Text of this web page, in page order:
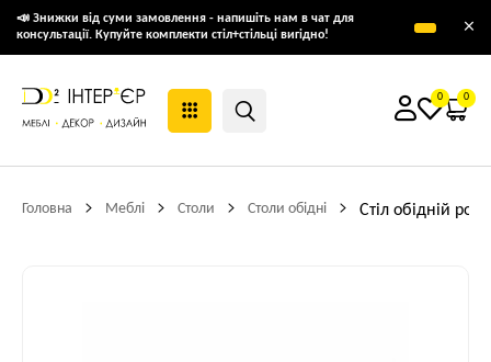
📣 Знижки від суми замовлення - напишіть нам в чат для
консультації. Купуйте комплекти стіл+стільці вигідно!
×
0 0
Головна Меблі Столи Столи обідні Стіл обідній